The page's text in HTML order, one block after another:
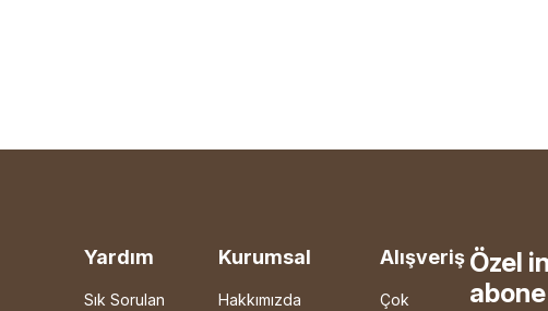
Yardım
Sık Sorulan
Kurumsal
Hakkımızda
Alışveriş
Çok
Özel